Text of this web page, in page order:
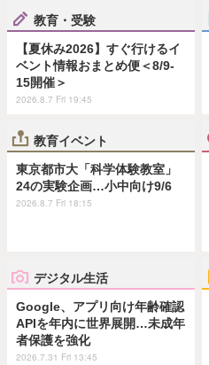
教育・受験
【夏休み2026】すぐ行けるイ
ベント情報おまとめ便＜8/9-
15開催＞
2026.8.7 Fri 19:45
教育イベント
東京都市大「科学体験教室」
24の実験企画…小中向け9/6
2026.8.7 Fri 18:15
デジタル生活
Google、アプリ向け年齢確認
APIを年内に世界展開…未成年
者保護を強化
2026.7.31 Fri 13:45